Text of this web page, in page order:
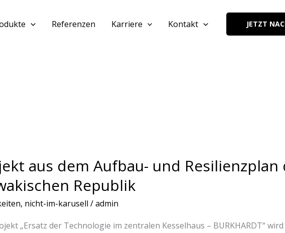
Referenzen Karriere Kontakt JETZT
aus dem Aufbau- und Resilienzplan
Republik
, nicht-im-karusell /admin
„Ersatz der Technologie im zentralen Kesselhaus – BURKHARDT“